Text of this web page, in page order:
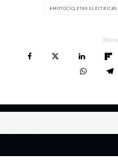
MOTOCICLETAS ELÉCTRICAS
Share